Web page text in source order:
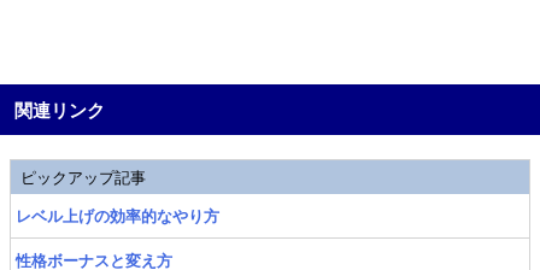
関連リンク
ピックアップ記事
レベル上げの効率的なやり方
性格ボーナスと変え方